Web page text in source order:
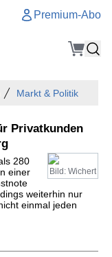
Premium-Abo
Markt & Politik
Privatkunden
Bild: Wichert
280
einer
weiterhin nur
einmal jeden